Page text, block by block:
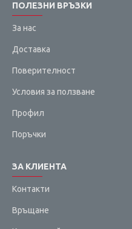
ПОЛЕЗНИ ВРЪЗКИ
За нас
Доставка
Поверителност
Условия за ползване
Профил
Поръчки
ЗА КЛИЕНТА
Контакти
Връщане